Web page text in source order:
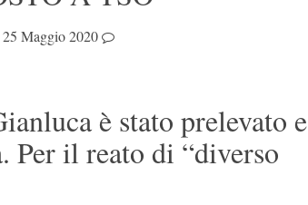
25 Maggio 2020
è stato prelevato e
Per il reato di “diverso